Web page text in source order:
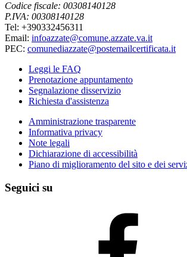
Codice fiscale: 00308140128
P.IVA: 00308140128
Tel: +390332456311
Email: infoazzate@comune.azzate.va.it
PEC: comunediazzate@postemailcertificata.it
Leggi le FAQ
Prenotazione appuntamento
Segnalazione disservizio
Richiesta d'assistenza
Amministrazione trasparente
Informativa privacy
Note legali
Dichiarazione di accessibilità
Piano di miglioramento del sito e dei
Seguici su